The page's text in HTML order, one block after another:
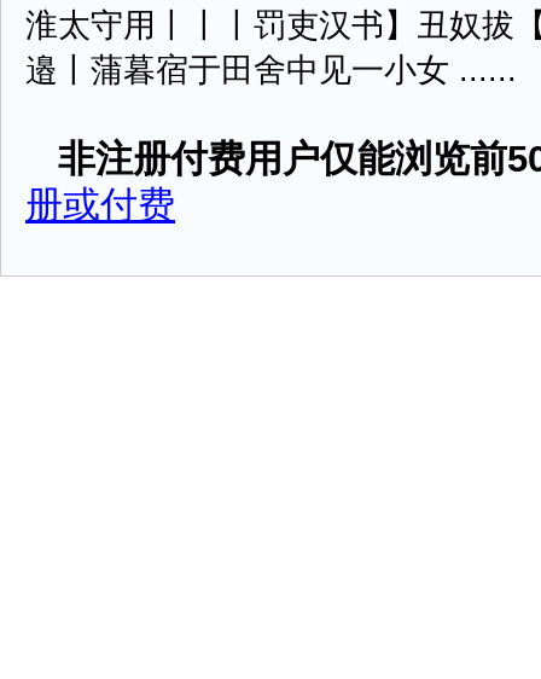
淮太守用丨丨丨罚吏汉书】丑奴拔
邉丨蒲暮宿于田舍中见一小女 ......
非注册付费用户仅能浏览前
册或付费